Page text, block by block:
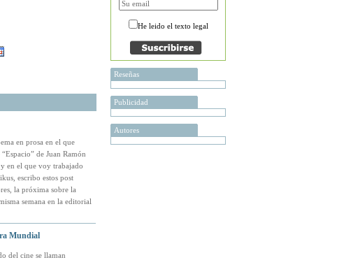
en prosa en el que
de Juan Ramón
en el que voy trabajado
escribo estos post
la próxima sobre la
semana en la editorial
Mundial
del cine se llaman
He leido el texto legal
Reseñas
Publicidad
Autores